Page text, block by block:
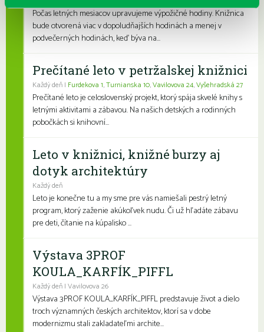
Počas letných mesiacov upravujeme výpožičné hodiny. Knižnica
bude otvorená viac v dopoludňajších hodinách a menej v
podvečerných hodinách, keď býva na...
Prečítané leto v petržalskej knižnici
Každý deň | Furdekova 1,Turnianska 10,Vavilovova 24,Vyšehradská 27
Prečítané leto je celoslovenský projekt, ktorý spája skvelé knihy s
letnými aktivitami a zábavou. Na našich detských a rodinných
pobočkách si knihovní...
Leto v knižnici, knižné burzy aj
dotyk architektúry
Každý deň
Leto je konečne tu a my sme pre vás namiešali pestrý letný
program, ktorý zaženie akúkoľvek nudu. Či už hľadáte zábavu
pre deti, čítanie na kúpalisko ...
Výstava 3PROF
KOULA_KARFÍK_PIFFL
Každý deň | Vavilovova 26
Výstava 3PROF KOULA_KARFÍK_PIFFL predstavuje život a dielo
troch významných českých architektov, ktorí sa v dobe
modernizmu stali zakladateľmi archite...